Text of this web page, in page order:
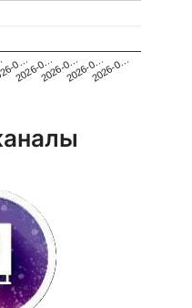
0…
2026-0…2026-0…2026-0…2026-0…